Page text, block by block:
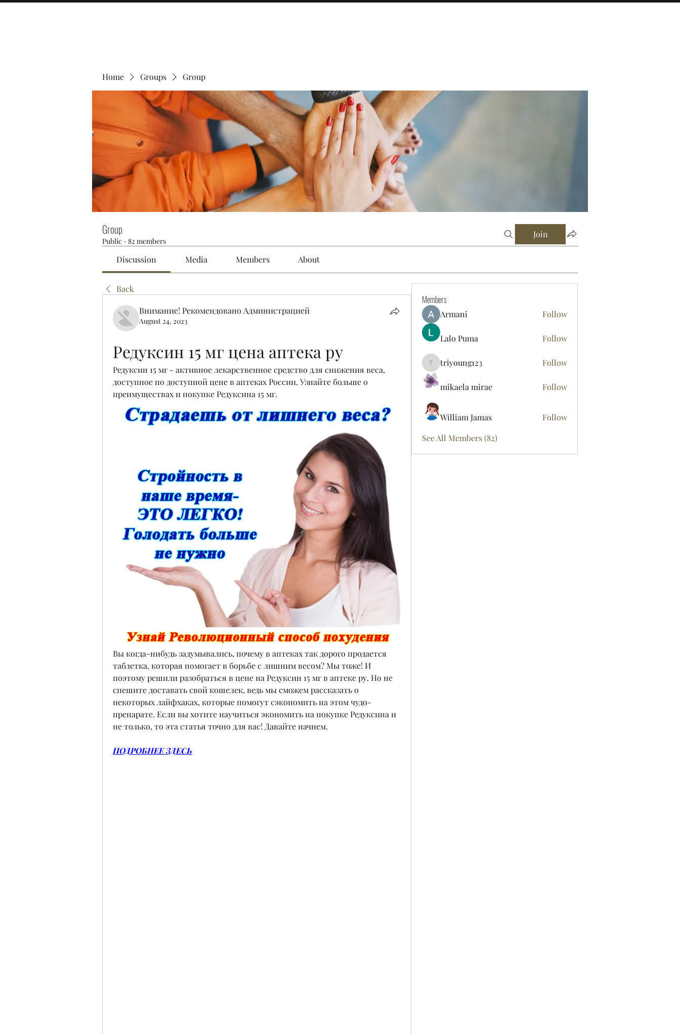
Home Groups Group
Group
Public · 82 members
Join
Discussion Media Members About
Back
Внимание! Рекомендовано Администрацией
August 24, 2023
Редуксин 15 мг цена аптека ру
Редуксин 15 мг - активное лекарственное средство для снижения веса,
доступное по доступной цене в аптеках России. Узнайте больше о
преимуществах и покупке Редуксина 15 мг.
Вы когда-нибудь задумывались, почему в аптеках так дорого продается
таблетка, которая помогает в борьбе с лишним весом? Мы тоже! И
поэтому решили разобраться в цене на Редуксин 15 мг в аптеке ру. Но не
спешите доставать свой кошелек, ведь мы сможем рассказать о
некоторых лайфхаках, которые помогут сэкономить на этом чудо-
препарате. Если вы хотите научиться экономить на покупке Редуксина и
не только, то эта статья точно для вас! Давайте начнем.
ПОДРОБНЕЕ ЗДЕСЬ
Members
Armani Follow
Lalo Puma Follow
triyoung123
triyoung123 Follow
mikaela mirae Follow
William Jamas
Follow
See All Members (82)